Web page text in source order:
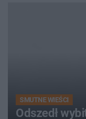
SMUTNE WIEŚCI
Odszedł